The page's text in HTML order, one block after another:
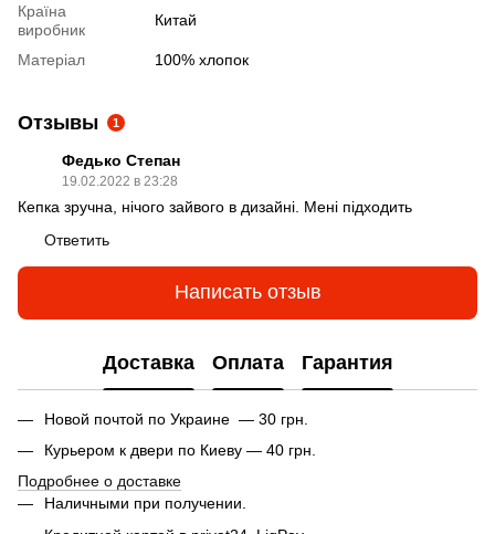
Країна
виробник
Китай
Матеріал 100% хлопок
Отзывы 1
Федько Степан
19.02.2022 в 23:28
Кепка зручна, нічого зайвого в дизайні. Мені підходить
Ответить
Написать отзыв
Доставка Оплата Гарантия
Новой почтой по Украине — 30 грн.
Курьером к двери по Киеву — 40 грн.
Подробнее о доставке
Наличными при получении.